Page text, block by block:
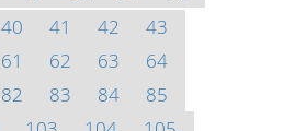
40 41 42
43
61 62 63
64
82 83 84
85